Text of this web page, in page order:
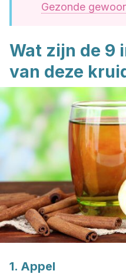
Gezonde
Wat zijn de 9
van deze
1. Appel